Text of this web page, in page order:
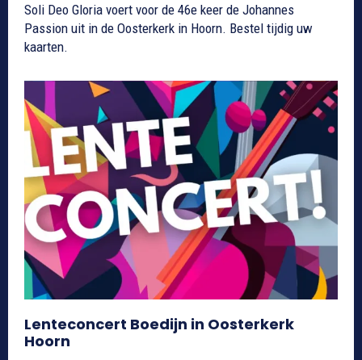
Soli Deo Gloria voert voor de 46e keer de Johannes
Passion uit in de Oosterkerk in Hoorn. Bestel tijdig uw
kaarten.
Lenteconcert Boedijn in Oosterkerk
Hoorn